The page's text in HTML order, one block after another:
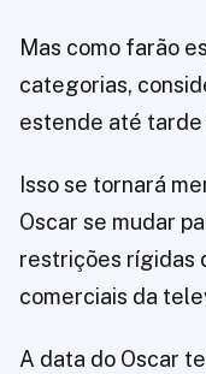
Mas como farão
categorias,
estende até tarde
Isso se tornará
Oscar se mudar
restrições rígidas
comerciais da
A data do Oscar